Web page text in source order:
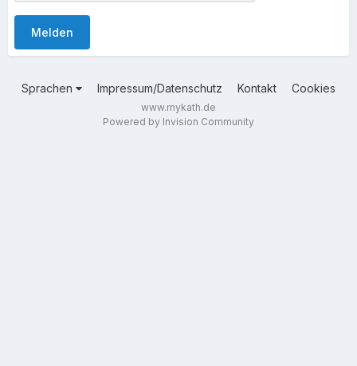
Melden
Sprachen Impressum/Datenschutz Kontakt Cookies
www.mykath.de
Powered by Invision Community